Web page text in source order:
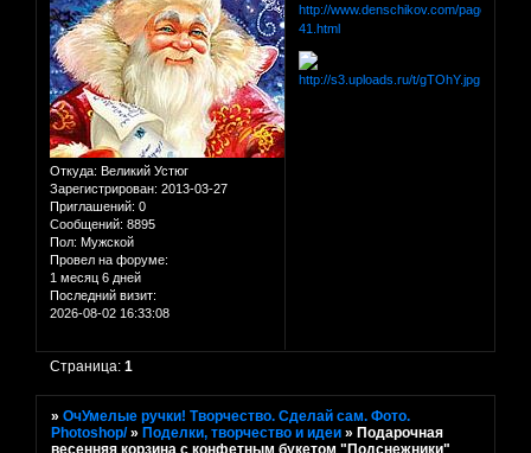
Откуда: Великий Устюг
Зарегистрирован: 2013-03-27
Приглашений: 0
Сообщений: 8895
Пол: Мужской
Провел на форуме:
1 месяц 6 дней
Последний визит:
2026-08-02 16:33:08
http://www.denschikov.com/page-
41.html
Страница:1
»ОчУмелые ручки! Творчество. Сделай сам. Фото.
Photoshop/ »Поделки, творчество и идеи »Подарочная
весенняя корзина с конфетным букетом "Подснежники"